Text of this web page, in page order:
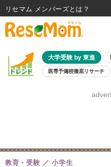
大学受験 by 東進
医専予備校徹底リサーチ
8月開催学
教育・受験 小学生
リセマム メンバーズ